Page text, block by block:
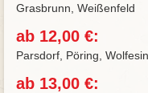
Grasbrunn, Weißenfeld
ab 12,00 €:
Parsdorf, Pöring,
ab 13,00 €: